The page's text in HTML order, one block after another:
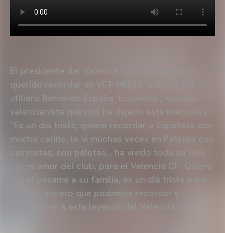
El presidente del Valencia CF, Anil Murthy, ha
querido recordar en VCF MEDIA la figura del
utillero Bernardo España ‘Españeta’, leyenda
valencianista que nos ha dejado este miércoles:
“Es un día triste, quiero recordar a Españeta con
mucho cariño, lo vi muchas veces en Paterna con
camisetas, con pelotas… ha vivido toda su vida
por el amor del club, para el Valencia CF. Quiero
dar el pésame a su familia, es un día triste para
todos y espero que podamos recordar y
homenajear a esta leyenda del Valencia CF”.